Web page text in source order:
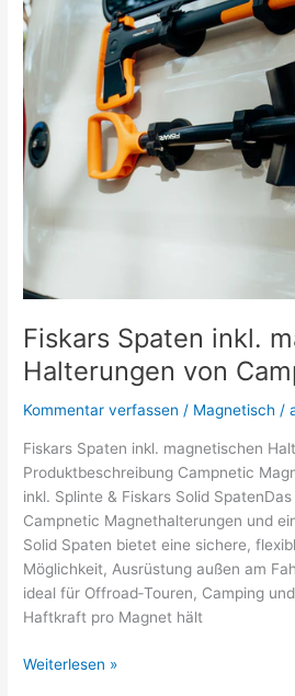
Fiskars Spaten inkl.
Halterungen von
Kommentar verfassen / Magnetisch /
Fiskars Spaten inkl. magnetischen
Produktbeschreibung Campnetic
inkl. Splinte & Fiskars Solid
Campnetic Magnethalterungen und
Solid Spaten bietet eine sichere,
Möglichkeit, Ausrüstung außen am
ideal für Offroad‑Touren, Camping
Haftkraft pro Magnet hält
Campnetic
Weiterlesen »